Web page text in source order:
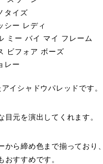
タイズ
シー レディ
ミー バイ マイ フレーム
ビフォア ボーズ
レー
イシャドウパレッドです。
目元を演出してくれます。
から締め色まで揃っており
おすすめです。